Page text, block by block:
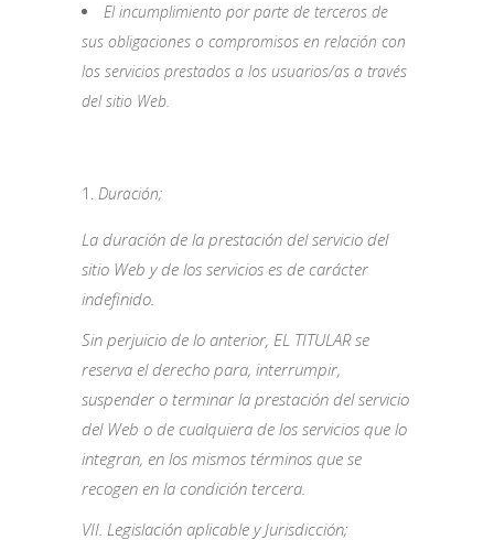
El incumplimiento por parte de terceros de
sus obligaciones o compromisos en relación con
los servicios prestados a los usuarios/as a través
del sitio Web.
Duración;
La duración de la prestación del servicio del
sitio Web y de los servicios es de carácter
indefinido.
Sin perjuicio de lo anterior, EL TITULAR se
reserva el derecho para, interrumpir,
suspender o terminar la prestación del servicio
del Web o de cualquiera de los servicios que lo
integran, en los mismos términos que se
recogen en la condición tercera.
VII. Legislación aplicable y Jurisdicción;